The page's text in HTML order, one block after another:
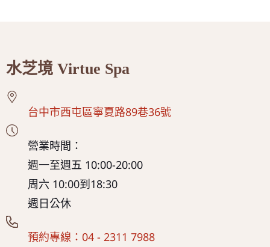
水芝境 Virtue Spa
台中市西屯區寧夏路89巷36號
營業時間：
週一至週五 10:00-20:00
周六 10:00到18:30
週日公休
預約專線：04 - 2311 7988